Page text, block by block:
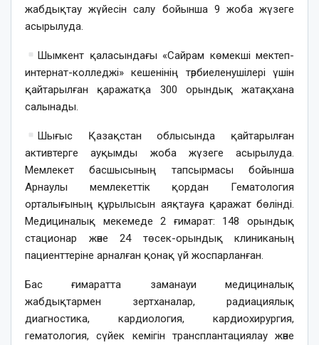
жабдықтау жүйесін салу бойынша 9 жоба жүзеге
асырылуда.
Шымкент қаласындағы «Сайрам көмекші мектеп-
интернат-колледжі» кешенінің тәрбиеленушілері үшін
қайтарылған қаражатқа 300 орындық жатақхана
салынады.
Шығыс Қазақстан облысында қайтарылған
активтерге ауқымды жоба жүзеге асырылуда.
Мемлекет басшысының тапсырмасы бойынша
Арнаулы мемлекеттік қордан Гематология
орталығының құрылысын аяқтауға қаражат бөлінді.
Медициналық мекемеде 2 ғимарат: 148 орындық
стационар және 24 төсек-орындық клиниканың
пациенттеріне арналған қонақ үй жоспарланған.
Бас ғимаратта заманауи медициналық
жабдықтармен зертханалар, радиациялық
диагностика, кардиология, кардиохирургия,
гематология, сүйек кемігін трансплантациялау және